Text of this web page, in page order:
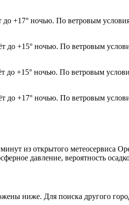
+17° ночью. По ветровым
до +15° ночью. По ветровым
до +15° ночью. По ветровым
до +17° ночью. По ветровым
из открытого метеосервиса
давление, вероятность
ниже. Для поиска другого